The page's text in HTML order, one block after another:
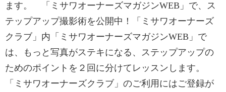
ます。 「ミサワオーナーズマガジンWEB」で、ス
テップアップ撮影術を公開中！「ミサワオーナーズ
クラブ」内「ミサワオーナーズマガジンWEB」で
は、もっと写真がステキになる、ステップアップの
ためのポイントを２回に分けてレッスンします。
「ミサワオーナーズクラブ」のご利用にはご登録が